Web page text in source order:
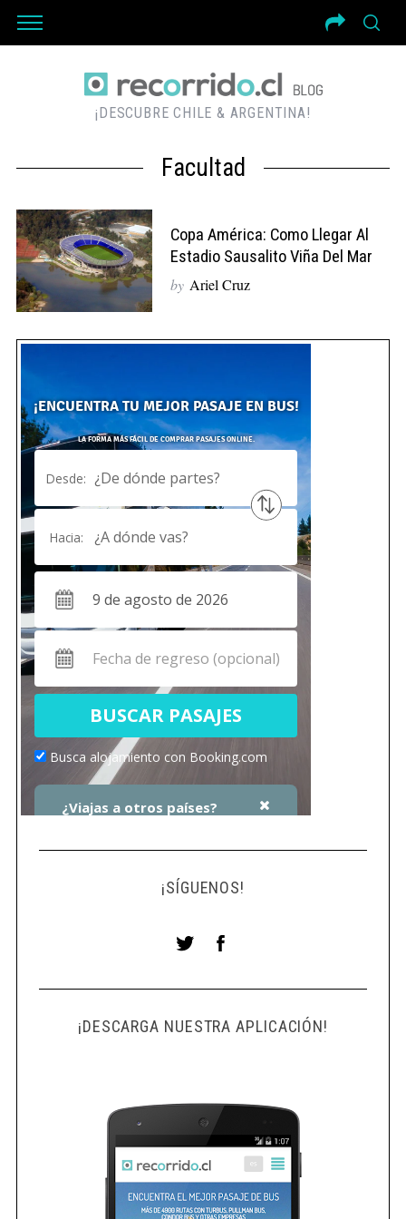
¡DESCUBRE CHILE & ARGENTINA!
Facultad
Copa América: Como Llegar Al
Estadio Sausalito Viña Del Mar
by Ariel Cruz
¡SÍGUENOS!
¡DESCARGA NUESTRA APLICACIÓN!